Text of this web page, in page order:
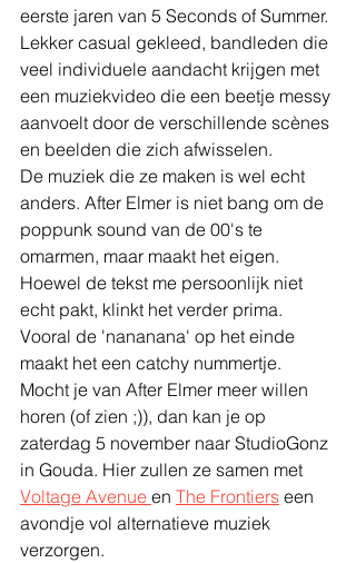
eerste jaren van 5 Seconds of Summer.
Lekker casual gekleed, bandleden die
veel individuele aandacht krijgen met
een muziekvideo die een beetje messy
aanvoelt door de verschillende scènes
en beelden die zich afwisselen.
De muziek die ze maken is wel echt
anders. After Elmer is niet bang om de
poppunk sound van de 00's te
omarmen, maar maakt het eigen.
Hoewel de tekst me persoonlijk niet
echt pakt, klinkt het verder prima.
Vooral de 'nananana' op het einde
maakt het een catchy nummertje.
Mocht je van After Elmer meer willen
horen (of zien ;)), dan kan je op
zaterdag 5 november naar StudioGonz
in Gouda. Hier zullen ze samen met
Voltage Avenue en The Frontiers een
avondje vol alternatieve muziek
verzorgen.